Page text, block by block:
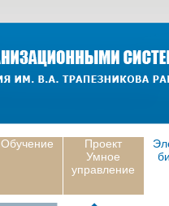
Обучение
Проект
Умное
управление